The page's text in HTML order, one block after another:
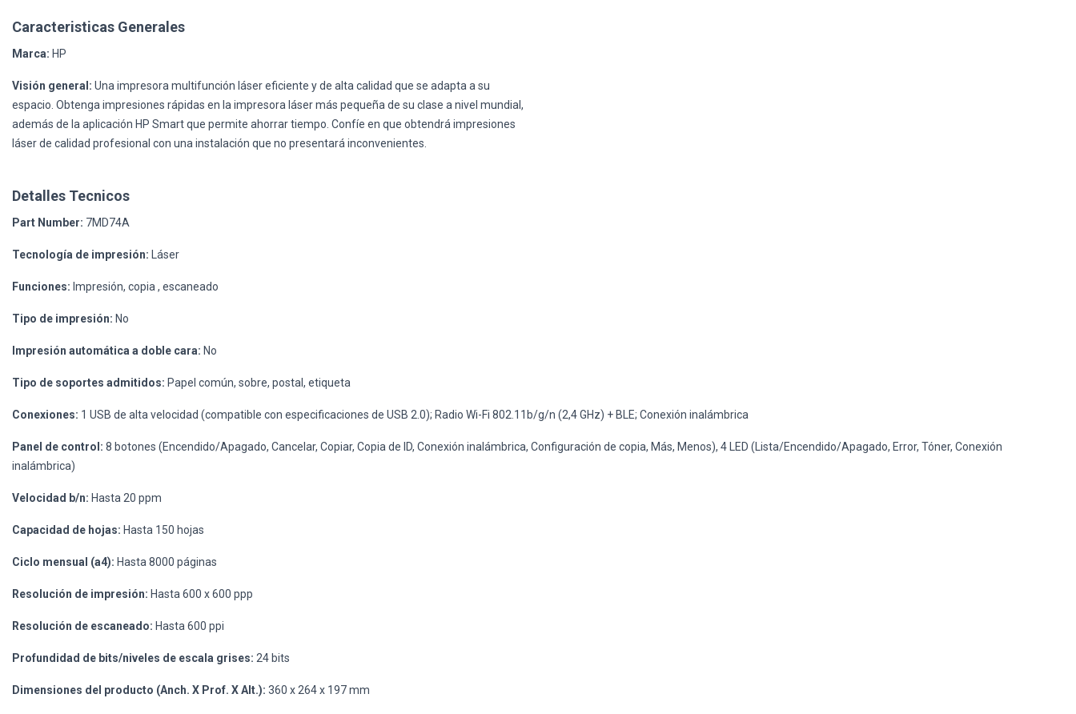
Caracteristicas Generales
Marca: HP
Visión general: Una impresora multifunción láser eficiente y de alta calidad que se adapta a su
espacio. Obtenga impresiones rápidas en la impresora láser más pequeña de su clase a nivel mundial,
además de la aplicación HP Smart que permite ahorrar tiempo. Confíe en que obtendrá impresiones
láser de calidad profesional con una instalación que no presentará inconvenientes.
Detalles Tecnicos
Part Number: 7MD74A
Tecnología de impresión: Láser
Funciones: Impresión, copia , escaneado
Tipo de impresión: No
Impresión automática a doble cara: No
Tipo de soportes admitidos: Papel común, sobre, postal, etiqueta
Conexiones: 1 USB de alta velocidad (compatible con especificaciones de USB 2.0); Radio Wi-Fi 802.11b/g/n (2,4 GHz) + BLE; Conexión inalámbrica
Panel de control: 8 botones (Encendido/Apagado, Cancelar, Copiar, Copia de ID, Conexión inalámbrica, Configuración de copia, Más, Menos), 4 LED (Lista/Encendido/Apagado, Error, Tóner, Conexión
inalámbrica)
Velocidad b/n: Hasta 20 ppm
Capacidad de hojas: Hasta 150 hojas
Ciclo mensual (a4): Hasta 8000 páginas
Resolución de impresión: Hasta 600 x 600 ppp
Resolución de escaneado: Hasta 600 ppi
Profundidad de bits/niveles de escala grises: 24 bits
Dimensiones del producto (Anch. X Prof. X Alt.): 360 x 264 x 197 mm